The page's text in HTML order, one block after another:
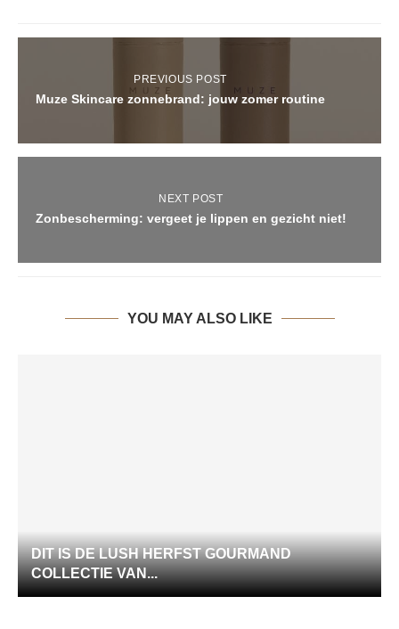
PREVIOUS POST
Muze Skincare zonnebrand: jouw zomer routine
NEXT POST
Zonbescherming: vergeet je lippen en gezicht niet!
YOU MAY ALSO LIKE
DIT IS DE LUSH HERFST GOURMAND
COLLECTIE VAN...